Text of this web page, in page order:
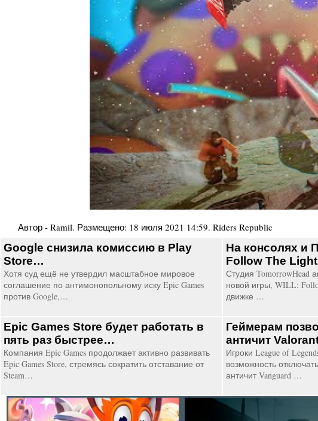
Автор - Ramil. Размещено: 18 июля 2021 14:59. Riders Republic
Google снизила комиссию в Play
Store…
Хотя суд ещё не утвердил масштабное мировое
соглашение по антимонопольному иску Epic Games
против Google,…
На консолях и
Follow The
Студия TomorrowHead
новой игры, WILL:
движке …
Epic Games Store будет работать в
пять раз быстрее…
Компания Epic Games продолжает активно развивать
Epic Games Store, стремясь сократить отставание от
Steam…
Геймерам
античит
Игроки League of
возможность
античит Vanguard …